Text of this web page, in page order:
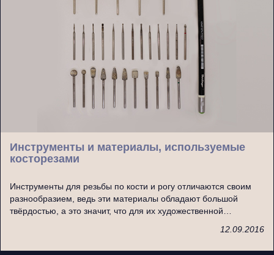
Инструменты и материалы, используемые
косторезами
Инструменты для резьбы по кости и рогу отличаются своим
разнообразием, ведь эти материалы обладают большой
твёрдостью, а это значит, что для их художественной…
12.09.2016